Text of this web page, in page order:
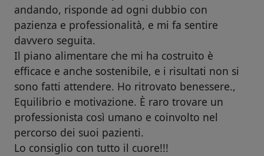
andando, risponde ad ogni dubbio con
pazienza e professionalità, e mi fa sentire
davvero seguita.
Il piano alimentare che mi ha costruito è
efficace e anche sostenibile, e i risultati non si
sono fatti attendere. Ho ritrovato benessere.,
Equilibrio e motivazione. È raro trovare un
professionista così umano e coinvolto nel
percorso dei suoi pazienti.
Lo consiglio con tutto il cuore!!!